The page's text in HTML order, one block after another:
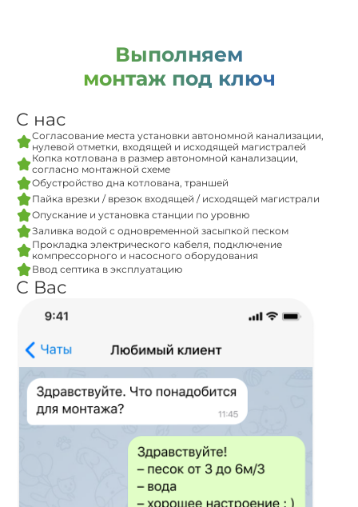
Выполняем
монтаж под ключ
С нас
Согласование места установки автономной канализации,
нулевой отметки, входящей и исходящей магистралей
Копка котлована в размер автономной канализации,
согласно монтажной схеме
Обустройство дна котлована, траншей
Пайка врезки / врезок входящей / исходящей магистрали
Опускание и установка станции по уровню
Заливка водой с одновременной засыпкой песком
Прокладка электрического кабеля, подключение
компрессорного и насосного оборудования
Ввод септика в эксплуатацию
С Вас